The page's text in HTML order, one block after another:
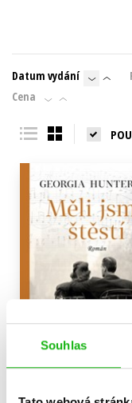
Souhlas
Datum vydání
Cena